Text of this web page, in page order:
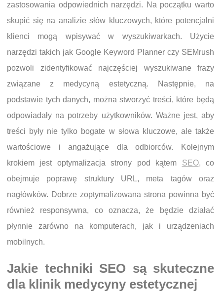
zastosowania odpowiednich narzędzi. Na początku warto
skupić się na analizie słów kluczowych, które potencjalni
klienci mogą wpisywać w wyszukiwarkach. Użycie
narzędzi takich jak Google Keyword Planner czy SEMrush
pozwoli zidentyfikować najczęściej wyszukiwane frazy
związane z medycyną estetyczną. Następnie, na
podstawie tych danych, można stworzyć treści, które będą
odpowiadały na potrzeby użytkowników. Ważne jest, aby
treści były nie tylko bogate w słowa kluczowe, ale także
wartościowe i angażujące dla odbiorców. Kolejnym
krokiem jest optymalizacja strony pod kątem SEO, co
obejmuje poprawę struktury URL, meta tagów oraz
nagłówków. Dobrze zoptymalizowana strona powinna być
również responsywna, co oznacza, że będzie działać
płynnie zarówno na komputerach, jak i urządzeniach
mobilnych.
Jakie techniki SEO są skuteczne
dla klinik medycyny estetycznej